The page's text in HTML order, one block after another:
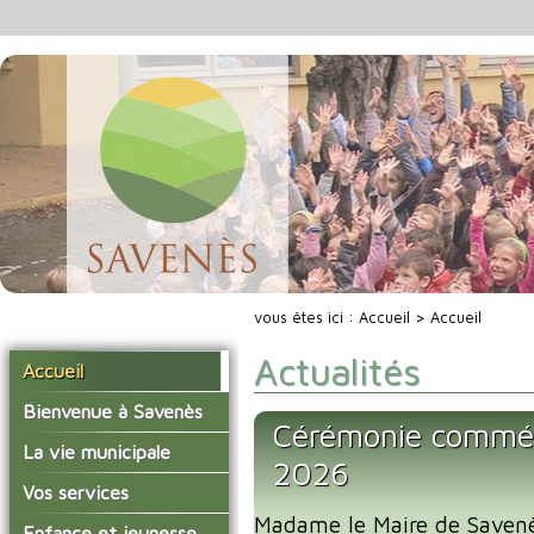
Accueil
Bienvenue à Savenès
Situer Savenès
Savenès en chiffre
L'histoire du village
La vie municipale
Vos élus
Les compte-rendus du
Vos services
La mairie
vous êtes ici : Accueil > Accueil
Actualités
Cérémonie
2026
Madame le Maire de